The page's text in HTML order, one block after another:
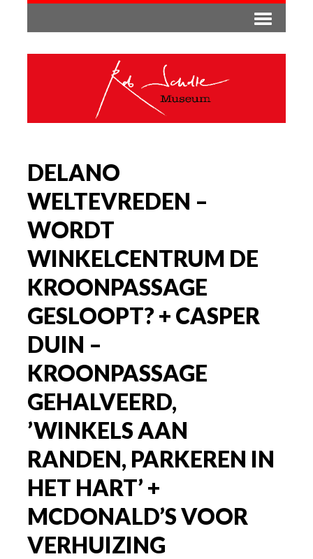
DELANO
WELTEVREDEN –
WORDT
WINKELCENTRUM DE
KROONPASSAGE
GESLOOPT? + CASPER
DUIN –
KROONPASSAGE
GEHALVEERD,
’WINKELS AAN
RANDEN, PARKEREN IN
HET HART’ +
MCDONALD’S VOOR
VERHUIZING